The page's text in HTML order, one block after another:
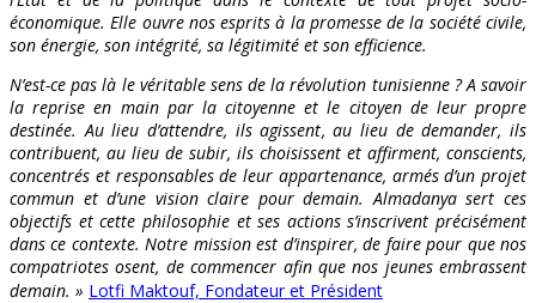
économique. Elle ouvre nos esprits à la promesse de la société civile,
son énergie, son intégrité, sa légitimité et son efficience.
N’est-ce pas là le véritable sens de la révolution tunisienne ? A savoir
la reprise en main par la citoyenne et le citoyen de leur propre
destinée. Au lieu d’attendre, ils agissent, au lieu de demander, ils
contribuent, au lieu de subir, ils choisissent et affirment, conscients,
concentrés et responsables de leur appartenance, armés d’un projet
commun et d’une vision claire pour demain. Almadanya sert ces
objectifs et cette philosophie et ses actions s’inscrivent précisément
dans ce contexte. Notre mission est d’inspirer, de faire pour que nos
compatriotes osent, de commencer afin que nos jeunes embrassent
demain. » Lotfi Maktouf, Fondateur et Président